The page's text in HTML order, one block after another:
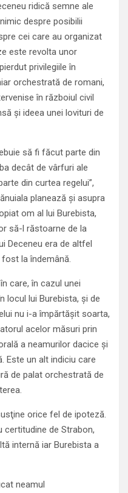
ridică semne ale
despre posibilii
cei care au organizat
este revolta unor
privilegiile în
orchestrată de romani,
în războiul civil
şi ideea unei lovituri de
să fi făcut parte din
decât de vârfuri ale
din curtea regelui”,
planează şi asupra
om al lui Burebista,
să-l răstoarne de la
Deceneu era de altfel
la îndemână.
care, în cazul unei
locul lui Burebista, şi de
nu i-a împărtăşit soarta,
acelor măsuri prin
a neamurilor dacice şi
Este un alt indiciu care
de palat orchestrată de
orice fel de ipoteză.
de Strabon,
internă iar Burebista a
neamul